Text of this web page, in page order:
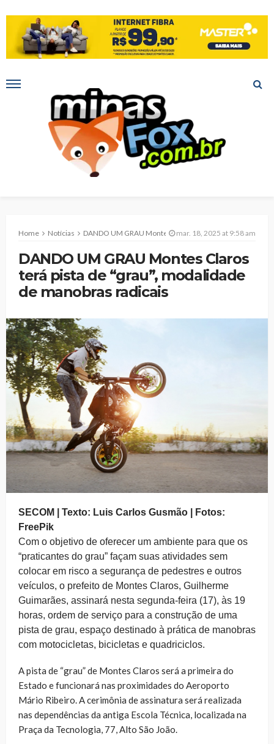
Home Notícias DANDO UM GRAU Montes Claros terá pista de “grau”, modalidade de manobras radicais
mar. 18, 2025 at 9:58 am
DANDO UM GRAU Montes Claros
terá pista de “grau”, modalidade
de manobras radicais
SECOM | Texto: Luis Carlos Gusmão | Fotos:
FreePik
Com o objetivo de oferecer um ambiente para que os
“praticantes do grau” façam suas atividades sem
colocar em risco a segurança de pedestres e outros
veículos, o prefeito de Montes Claros, Guilherme
Guimarães, assinará nesta segunda-feira (17), às 19
horas, ordem de serviço para a construção de uma
pista de grau, espaço destinado à prática de manobras
com motocicletas, bicicletas e quadriciclos.
A pista de “grau” de Montes Claros será a primeira do
Estado e funcionará nas proximidades do Aeroporto
Mário Ribeiro. A cerimônia de assinatura será realizada
nas dependências da antiga Escola Técnica, localizada na
Praça da Tecnologia, 77, Alto São João.